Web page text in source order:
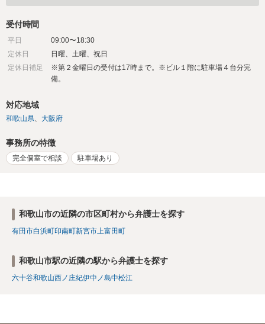
受付時間
平日
09:00〜18:30
定休日
日曜、土曜、祝日
定休日補足
※第２金曜日の受付は17時まで。※ビル１階に駐車場４台分完
備。
対応地域
和歌山県 大阪府
事務所の特徴
完全個室で相談 駐車場あり
和歌山市の近隣の市区町村から弁護士を探す
有田市白浜町印南町新宮市上富田町
和歌山市駅の近隣の駅から弁護士を探す
六十谷和歌山西ノ庄紀伊中ノ島中松江